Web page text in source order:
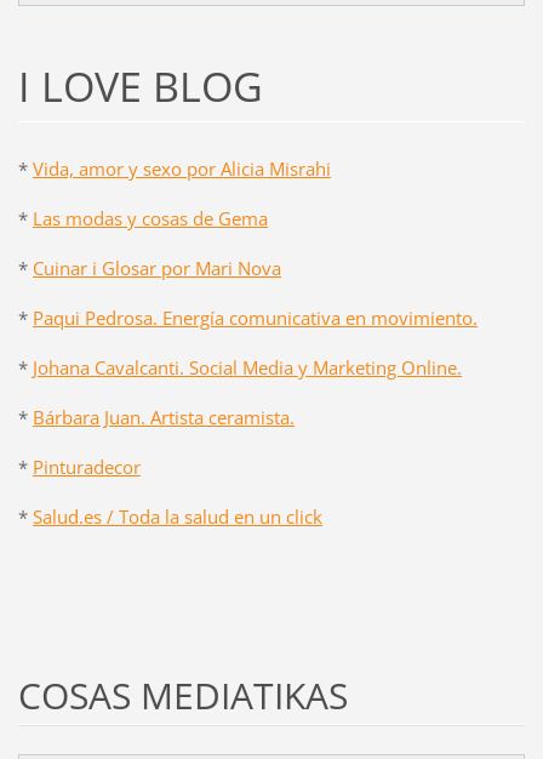
I LOVE BLOG
* Vida, amor y sexo por Alicia Misrahi
* Las modas y cosas de Gema
* Cuinar i Glosar por Mari Nova
* Paqui Pedrosa. Energía comunicativa en movimiento.
* Johana Cavalcanti. Social Media y Marketing Online.
* Bárbara Juan. Artista ceramista.
* Pinturadecor
* Salud.es / Toda la salud en un click
COSAS MEDIATIKAS